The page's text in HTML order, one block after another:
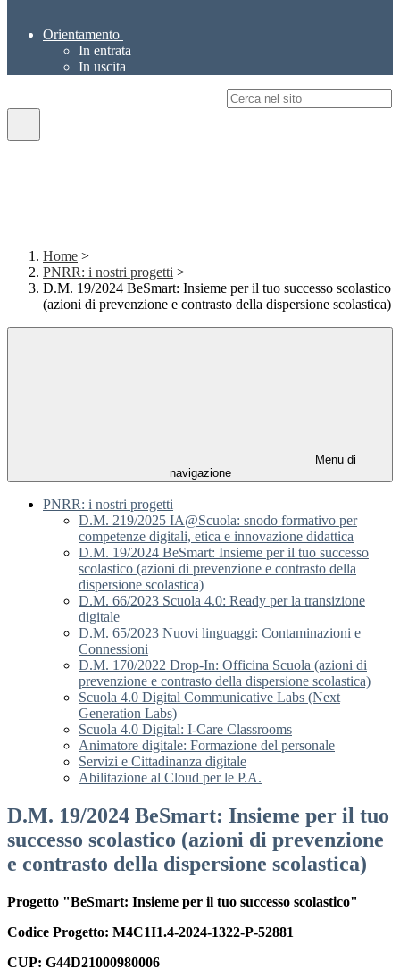
Orientamento
In entrata
In uscita
Home >
PNRR: i nostri progetti >
D.M. 19/2024 BeSmart: Insieme per il tuo successo scolastico
(azioni di prevenzione e contrasto della dispersione scolastica)
Menu di
navigazione
PNRR: i nostri progetti
D.M. 219/2025 IA@Scuola: snodo formativo per
competenze digitali, etica e innovazione didattica
D.M. 19/2024 BeSmart: Insieme per il tuo successo
scolastico (azioni di prevenzione e contrasto della
dispersione scolastica)
D.M. 66/2023 Scuola 4.0: Ready per la transizione
digitale
D.M. 65/2023 Nuovi linguaggi: Contaminazioni e
Connessioni
D.M. 170/2022 Drop-In: Officina Scuola (azioni di
prevenzione e contrasto della dispersione scolastica)
Scuola 4.0 Digital Communicative Labs (Next
Generation Labs)
Scuola 4.0 Digital: I-Care Classrooms
Animatore digitale: Formazione del personale
Servizi e Cittadinanza digitale
Abilitazione al Cloud per le P.A.
D.M. 19/2024 BeSmart: Insieme per il tuo
successo scolastico (azioni di prevenzione
e contrasto della dispersione scolastica)
Progetto "BeSmart: Insieme per il tuo successo scolastico"
Codice Progetto: M4C1I1.4-2024-1322-P-52881
CUP: G44D21000980006